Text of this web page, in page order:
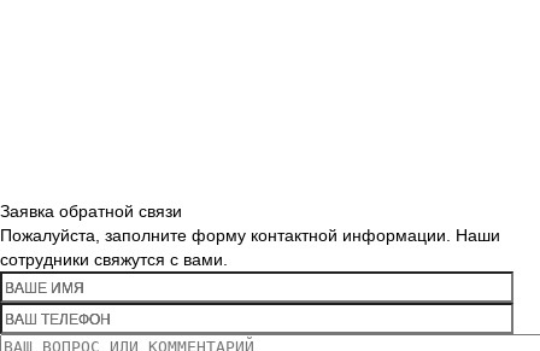
Заявка обратной связи
Пожалуйста, заполните форму контактной информации. Наши
сотрудники свяжутся с вами.